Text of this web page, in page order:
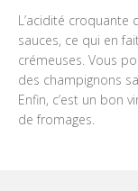
L’acidité croquante
sauces, ce qui en
crémeuses. Vous
des champignons
Enfin, c’est un bon
de fromages.